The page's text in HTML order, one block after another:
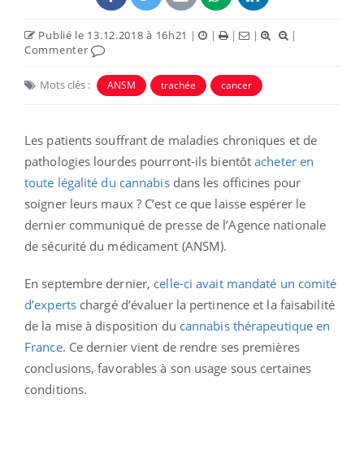
Publié le 13.12.2018 à 16h21 | | | |
|
Commenter
Mots clés : ANSM trachée cancer
Les patients souffrant de maladies chroniques et de
pathologies lourdes pourront-ils bientôtacheter en
toute légalité du cannabisdans les officines pour
soigner leurs maux ? C’est ce que laisse espérer le
dernier communiqué de presse de l’Agence nationale
de sécurité du médicament (ANSM).
En septembre dernier, celle-ci avait mandaté un comité
d’expertschargé d’évaluer la pertinence et la faisabilité
de la mise à disposition du cannabis thérapeutique en
France. Ce dernier vient de rendre ses premières
conclusions, favorables à son usage sous certaines
conditions.